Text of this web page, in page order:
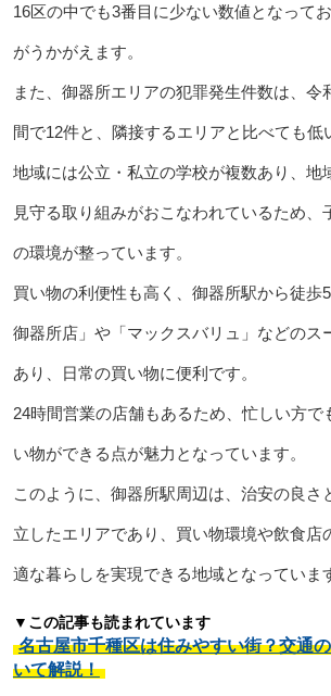
16区の中でも3番目に少ない数値となって
がうかがえます。
また、御器所エリアの犯罪発生件数は、令
間で12件と、隣接するエリアと比べても低
地域には公立・私立の学校が複数あり、地
見守る取り組みがおこなわれているため、
の環境が整っています。
買い物の利便性も高く、御器所駅から徒歩
御器所店」や「マックスバリュ」などのス
あり、日常の買い物に便利です。
24時間営業の店舗もあるため、忙しい方で
い物ができる点が魅力となっています。
このように、御器所駅周辺は、治安の良さ
立したエリアであり、買い物環境や飲食店
適な暮らしを実現できる地域となっていま
▼この記事も読まれています
名古屋市千種区は住みやすい街？交通
いて解説！